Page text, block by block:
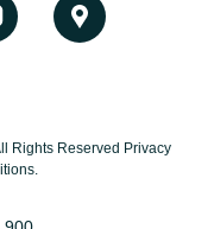
Rights Reserved Privacy